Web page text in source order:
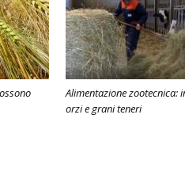
Alimentazione zootecnica:
orzi e grani teneri